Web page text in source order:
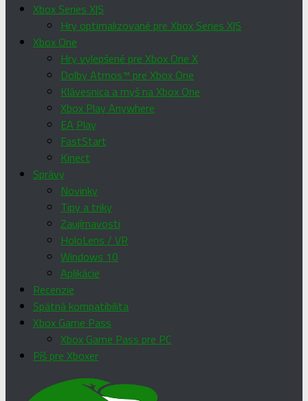
Xbox Series X|S
Hry optimalizované pre Xbox Series X|S
Xbox One
Hry vylepšené pre Xbox One X
Dolby Atmos™ pre Xbox One
Klávesnica a myš na Xbox One
Xbox Play Anywhere
EA Play
FastStart
Kinect
Správy
Novinky
Tipy a triky
Zaujímavosti
HoloLens / VR
Windows 10
Aplikácie
Recenzie
Spätná kompatibilita
Xbox Game Pass
Xbox Game Pass pre PC
Píš pre Xboxer